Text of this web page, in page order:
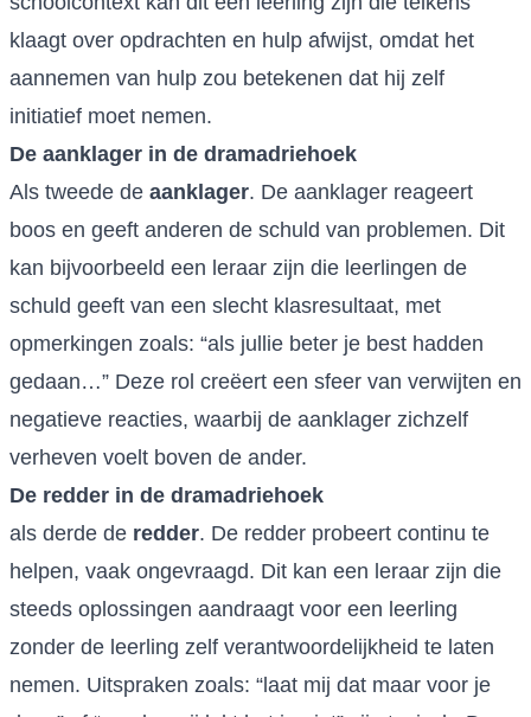
klaagt over opdrachten en hulp afwijst, omdat het
aannemen van hulp zou betekenen dat hij zelf
initiatief moet nemen.
De aanklager in de dramadriehoek
Als tweede de aanklager. De aanklager reageert
boos en geeft anderen de schuld van problemen. Dit
kan bijvoorbeeld een leraar zijn die leerlingen de
schuld geeft van een slecht klasresultaat, met
opmerkingen zoals: “als jullie beter je best hadden
gedaan…” Deze rol creëert een sfeer van verwijten en
negatieve reacties, waarbij de aanklager zichzelf
verheven voelt boven de ander.
De redder in de dramadriehoek
als derde de redder. De redder probeert continu te
helpen, vaak ongevraagd. Dit kan een leraar zijn die
steeds oplossingen aandraagt voor een leerling
zonder de leerling zelf verantwoordelijkheid te laten
nemen. Uitspraken zoals: “laat mij dat maar voor je